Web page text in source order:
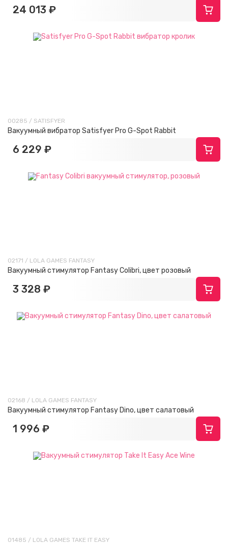
24 013 ₽
00285 / SATISFYER
Вакуумный вибратор Satisfyer Pro G-Spot Rabbit
6 229 ₽
02171 / LOLA GAMES FANTASY
Вакуумный стимулятор Fantasy Colibri, цвет розовый
3 328 ₽
02168 / LOLA GAMES FANTASY
Вакуумный стимулятор Fantasy Dino, цвет салатовый
1 996 ₽
01485 / LOLA GAMES TAKE IT EASY